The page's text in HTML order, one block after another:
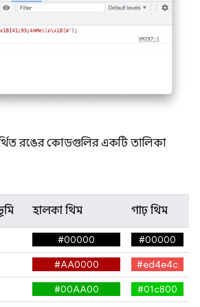
রঙের কোডগুলির একটি তালিকা
হালকা থিম গাঢ় থিম
#00000
#00000
#AA0000
#ed4e4c
#00AA00
#01c800